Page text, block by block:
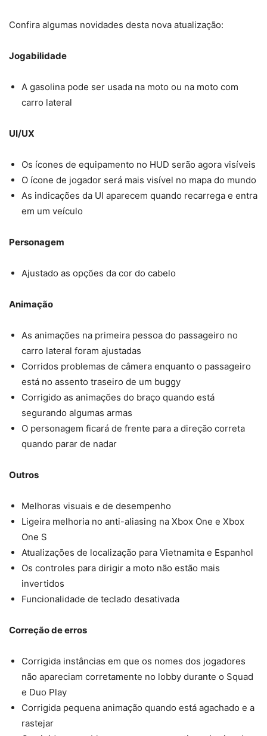
Confira algumas novidades desta nova atualização:
Jogabilidade
A gasolina pode ser usada na moto ou na moto com
carro lateral
UI/UX
Os ícones de equipamento no HUD serão agora visíveis
O ícone de jogador será mais visível no mapa do mundo
As indicações da UI aparecem quando recarrega e entra
em um veículo
Personagem
Ajustado as opções da cor do cabelo
Animação
As animações na primeira pessoa do passageiro no
carro lateral foram ajustadas
Corridos problemas de câmera enquanto o passageiro
está no assento traseiro de um buggy
Corrigido as animações do braço quando está
segurando algumas armas
O personagem ficará de frente para a direção correta
quando parar de nadar
Outros
Melhoras visuais e de desempenho
Ligeira melhoria no anti-aliasing na Xbox One e Xbox
One S
Atualizações de localização para Vietnamita e Espanhol
Os controles para dirigir a moto não estão mais
invertidos
Funcionalidade de teclado desativada
Correção de erros
Corrigida instâncias em que os nomes dos jogadores
não apareciam corretamente no lobby durante o Squad
e Duo Play
Corrigida pequena animação quando está agachado e a
rastejar